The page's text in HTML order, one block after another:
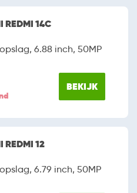
REDMI 14C
6.88 inch, 50MP
BEKIJK
REDMI 12
6.79 inch, 50MP